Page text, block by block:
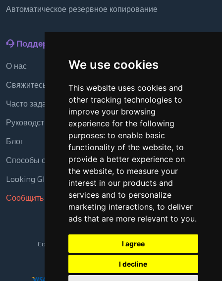
We use cookies
This website uses cookies and
other tracking technologies to
improve your browsing
experience for the following
purposes: to enable basic
functionality of the website, to
provide a better experience on
the website, to measure your
interest in our products and
services and to personalize
marketing interactions, to deliver
ads that are more relevant to you.
I agree
I decline
Автоматическое резервное копирование
Поддержка
О нас
Свяжитесь с нами
Часто задаваемые вопросы
Руководство
Блог
Способы оплаты
Looking Glass
Сообщить о нарушении
Copyright © 2018 - 2026 Все права защищены